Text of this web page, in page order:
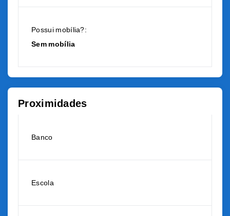
Possui mobília?:
Sem mobília
Proximidades
Banco
Escola